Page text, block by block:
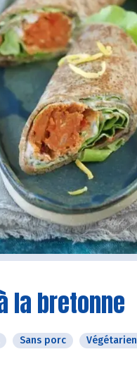
la bretonne
Sans porc Végétarien